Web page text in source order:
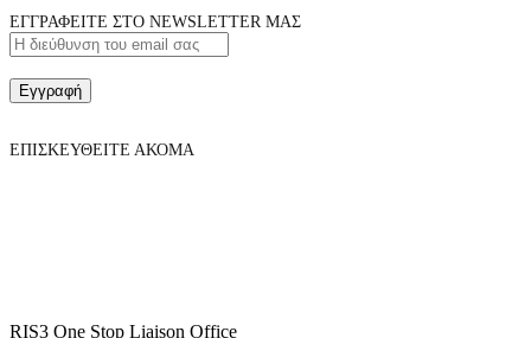
ΕΓΓΡΑΦΕΙΤΕ ΣΤΟ NEWSLETTER ΜΑΣ
Εγγραφή
ΕΠΙΣΚΕΥΘΕΙΤΕ ΑΚΟΜΑ
RIS3 One Stop Liaison Office